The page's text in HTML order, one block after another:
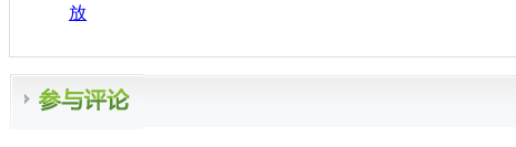
放